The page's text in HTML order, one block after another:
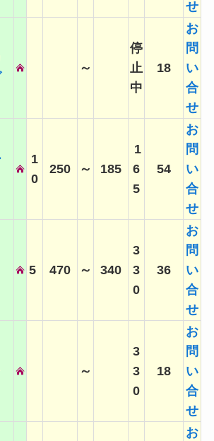
せ
～
停
止
中
18
お
問
い
合
せ
1
0
250 ～ 185
1
6
5
54
お
問
い
合
せ
5 470 ～ 340
3
3
0
36
お
問
い
合
せ
～
3
3
0
18
お
問
い
合
せ
お